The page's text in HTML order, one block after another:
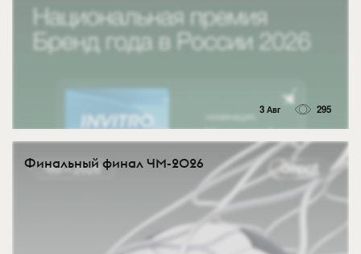
3 Авг 295
Финальный финал ЧМ-2026